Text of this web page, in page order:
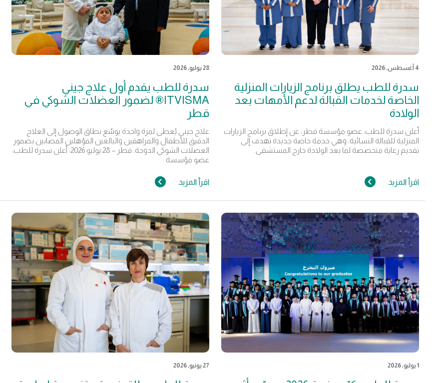
4 أغسطس, 2026
سدرة للطب يطلق برنامج الزيارات المنزلية
الخاصة لخدمات القبالة لدعم الأمهات بعد
الولادة
أعلن سدرة للطب، عضو مؤسسة قطر، عن إطلاق برنامج الزيارات
المنزلية للقبالة النسائية، وهي خدمة خاصة جديدة تهدف إلى
تقديم رعاية متخصصة لما بعد الولادة خارج المستشفى.
اقرأ المزيد
28 يوليو, 2026
سدرة للطب يقدم أول علاج جيني
ITVISMA® لضمور العضلات الشوكي في
قطر
علاج جيني يُعطى لمرة واحدة يوسّع نطاق الوصول إلى العلاج
الدقيق للأطفال والمراهقين والبالغين المؤهلين المصابين بضمور
العضلات الشوكي الدوحة، قطر – 28 يوليو 2026: أعلن سدرة للطب،
عضو مؤسسة
اقرأ المزيد
1 يوليو, 2026 27 يونيو, 2026